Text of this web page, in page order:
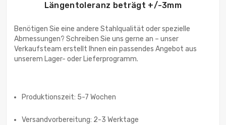
Längentoleranz beträgt +/-3mm
Benötigen Sie eine andere Stahlqualität oder spezielle
Abmessungen? Schreiben Sie uns gerne an – unser
Verkaufsteam erstellt Ihnen ein passendes Angebot aus
unserem Lager- oder Lieferprogramm.
Produktionszeit: 5-7 Wochen
Versandvorbereitung: 2-3 Werktage